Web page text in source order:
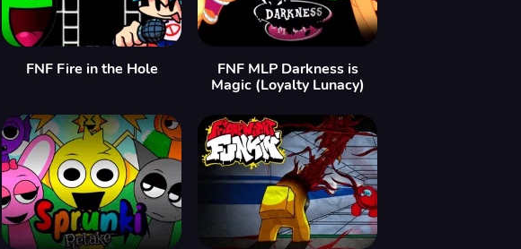
FNF Fire in the Hole
FNF MLP Darkness is
Magic (Loyalty Lunacy)